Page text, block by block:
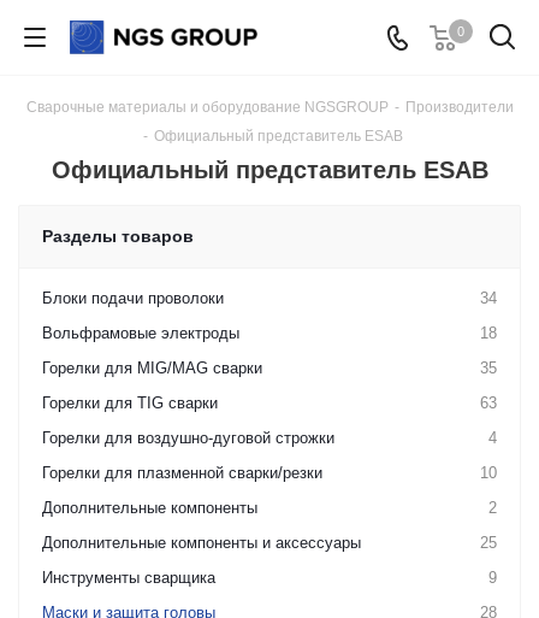
0
Сварочные материалы и оборудование NGSGROUP - Производители
- Официальный представитель ESAB
Официальный представитель ESAB
Разделы товаров
Блоки подачи проволоки
34
Вольфрамовые электроды
18
Горелки для MIG/MAG сварки
35
Горелки для TIG сварки
63
Горелки для воздушно-дуговой строжки
4
Горелки для плазменной сварки/резки
10
Дополнительные компоненты
2
Дополнительные компоненты и аксессуары
25
Инструменты сварщика
9
Маски и защита головы
28